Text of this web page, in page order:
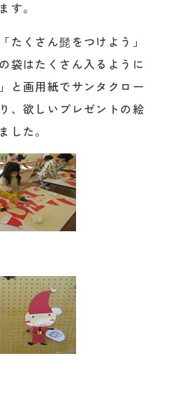
す。
たくさん髭をつけよう」
袋はたくさん入るように
と画用紙でサンタクロー
、欲しいプレゼントの絵
した。